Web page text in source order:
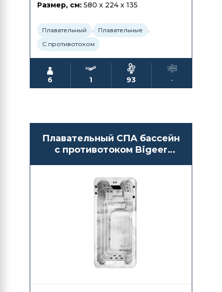
Размер, см: 580 x 224 x 135
Плавательный , Плавательные ,
С противотоком
6 1 93 -
Плавательный СПА бассейн
с противотоком Bigeer